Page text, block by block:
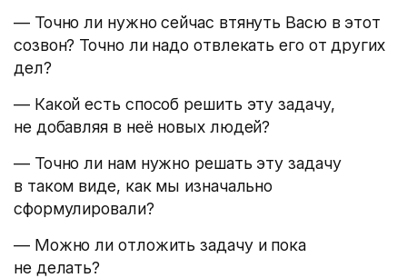
— Точно ли нужно сейчас втянуть Васю в этот
созвон? Точно ли надо отвлекать его от других
дел?
— Какой есть способ решить эту задачу,
не добавляя в неё новых людей?
— Точно ли нам нужно решать эту задачу
в таком виде, как мы изначально
сформулировали?
— Можно ли отложить задачу и пока
не делать?